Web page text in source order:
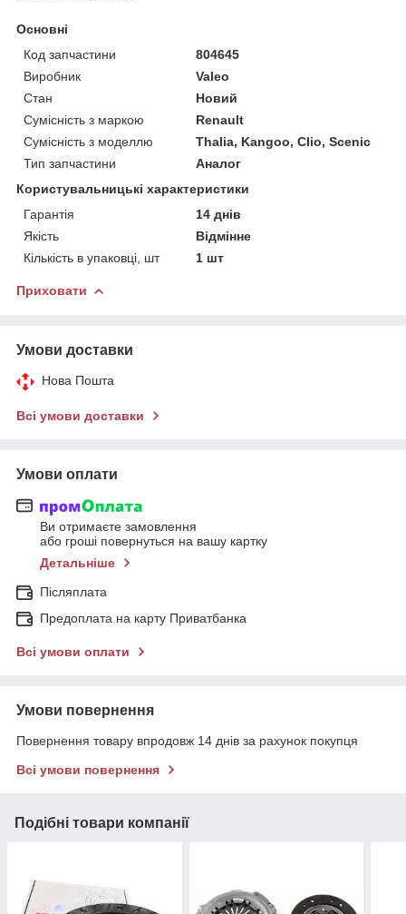
Основні
Код запчастини
804645
Виробник
Valeo
Стан
Новий
Сумісність з маркою
Renault
Сумісність з моделлю
Thalia, Kangoo, Clio, Scenic
Тип запчастини
Аналог
Користувальницькі характеристики
Гарантія
14 днів
Якість
Відмінне
Кількість в упаковці, шт
1 шт
Приховати
Умови доставки
Нова Пошта
Всі умови доставки
Умови оплати
Ви отримаєте замовлення
або гроші повернуться на вашу картку
Детальніше
Післяплата
Предоплата на карту Приватбанка
Всі умови оплати
Умови повернення
Повернення товару впродовж 14 днів за рахунок покупця
Всі умови повернення
Подібні товари компанії